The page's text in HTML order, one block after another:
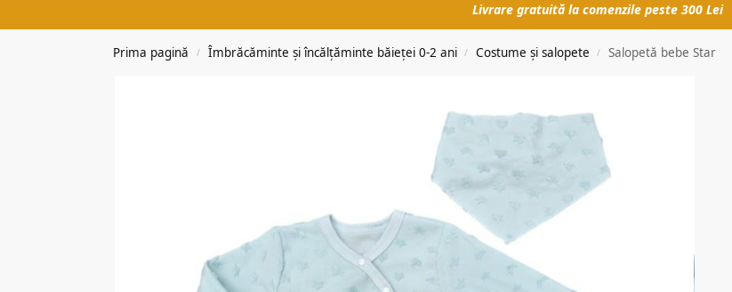
Livrare gratuită la comenzile peste 300 Lei
Prima pagină / Îmbrăcăminte și încălțăminte băieței 0-2 ani / Costume și salopete / Salopetă bebe Star